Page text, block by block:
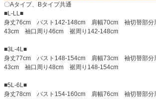
〇Aタイプ、Bタイプ共通
■L-LL■
身丈76cm バスト142-148cm 肩幅70cm 袖切替部分
43cm 袖口周り46cm 裾周り142-148cm
■3L-4L■
身丈77cm バスト148-154cm 肩幅73cm 袖切替部
43cm 袖口周り48cm 裾周り148-154cm
■5L-6L■
身丈78cm バスト154-160cm 肩幅76cm 袖切替部分